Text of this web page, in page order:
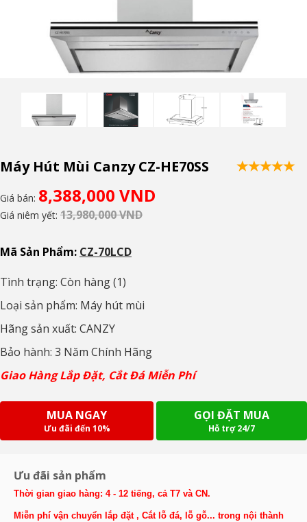
Máy Hút Mùi Canzy CZ-HE70SS
Giá bán: 8,388,000 VND
Giá niêm yết: 13,980,000 VND
Mã Sản Phẩm: CZ-70LCD
Tình trạng: Còn hàng (1)
Loại sản phẩm: Máy hút mùi
Hãng sản xuất: CANZY
Bảo hành: 3 Năm Chính Hãng
Giao Hàng Lắp Đặt, Cắt Đá Miễn Phí
MUA NGAY
Ưu đãi đến 10%
GỌI ĐẶT MUA
Hỗ trợ 24/7
Ưu đãi sản phẩm
Thời gian giao hàng: 4 - 12 tiếng, cả T7 và CN.
Miễn phí vận chuyển lắp đặt , Cắt lỗ đá, lỗ gỗ... trong nội thành